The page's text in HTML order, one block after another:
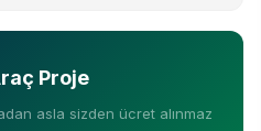
Proje
asla sizden ücret alınmaz